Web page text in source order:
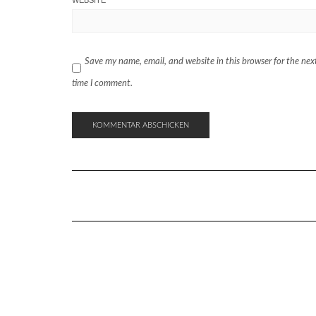
Save my name, email, and website in this browser for the
time I comment.